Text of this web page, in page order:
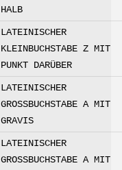
HALB
LATEINISCHER
KLEINBUCHSTABE Z MIT
PUNKT DARÜBER
LATEINISCHER
GROSSBUCHSTABE A MIT
GRAVIS
LATEINISCHER
GROSSBUCHSTABE A MIT